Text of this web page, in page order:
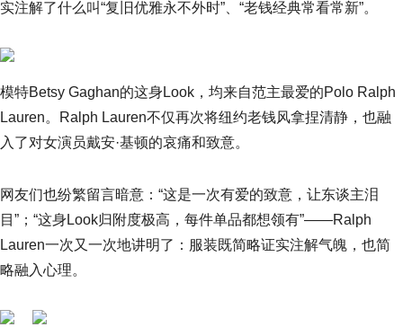
实注解了什么叫“复旧优雅永不外时”、“老钱经典常看常新”。
模特Betsy Gaghan的这身Look，均来自范主最爱的Polo Ralph
Lauren。Ralph Lauren不仅再次将纽约老钱风拿捏清静，也融
入了对女演员戴安·基顿的哀痛和致意。
网友们也纷繁留言暗意：“这是一次有爱的致意，让东谈主泪
目”；“这身Look归附度极高，每件单品都想领有”——Ralph
Lauren一次又一次地讲明了：服装既简略证实注解气魄，也简
略融入心理。